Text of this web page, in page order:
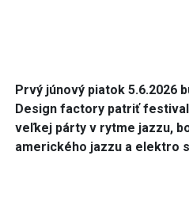
Prvý júnový piatok 5.6.2026
Design factory patriť
veľkej párty v rytme jazzu,
amerického jazzu a elektro